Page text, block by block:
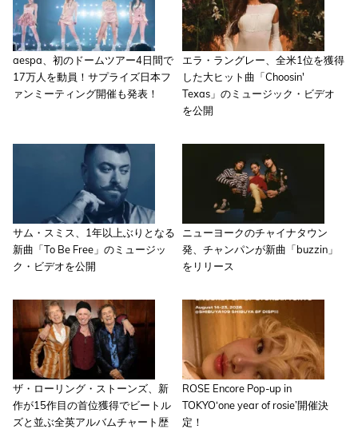
aespa、初のドームツアー4日間で
17万人を動員！サプライズ日本フ
ァンミーティング開催も発表！
エラ・ラングレー、全米1位を獲得
した大ヒット曲「Choosin'
Texas」のミュージック・ビデオ
を公開
サム・スミス、1年以上ぶりとなる
新曲「To Be Free」のミュージッ
ク・ビデオを公開
ニューヨークのチャイナタウン
発、チャンパンが新曲「buzzin」
をリリース
ザ・ローリング・ストーンズ、新
作が15作目の首位獲得でビートル
ズと並ぶ全英アルバムチャート歴
ROSE Encore Pop-up in
TOKYO‘one year of rosie’開催決
定！